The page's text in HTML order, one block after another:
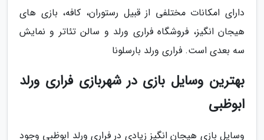
دارای امکانات مختلفی از قبیل رستوران، کافه، بازی های
هیجان انگیز، فروشگاه فراری ورلد و سالن تئاتر و نمایش
سه بعدی است. فراری ورلد بارسلونا
بهترین وسایل بازی در شهربازی فراری ورلد
ابوظبی
وسایل بازی هیجان انگیز زیادی در فراری ورلد ابوظبی وجود